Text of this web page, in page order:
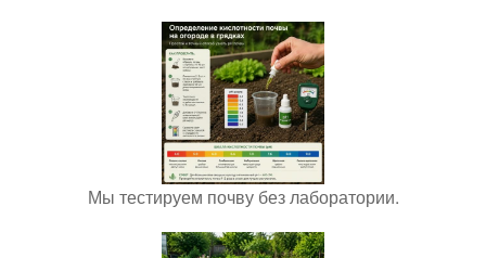
Мы тестируем почву без лаборатории.